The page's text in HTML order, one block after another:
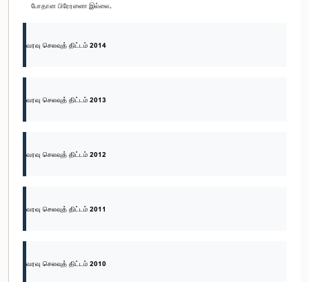
போதான பிரேரணை இல்லை.
வரவு செலவுத் திட்டம் 2014
வரவு செலவுத் திட்டம் 2013
வரவு செலவுத் திட்டம் 2012
வரவு செலவுத் திட்டம் 2011
வரவு செலவுத் திட்டம் 2010